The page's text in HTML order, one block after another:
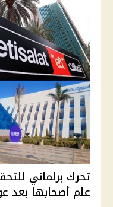
تحرك برلماني
علم أصحابها بعد